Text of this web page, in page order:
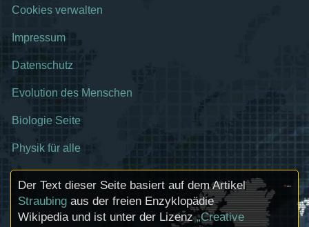
Cookies verwalten
Impressum
Datenschutz
Evolution des Menschen
Biologie Seite
Physik für alle
Der Text dieser Seite basiert auf dem Artikel
Straubing aus der freien Enzyklopädie
Wikipedia und ist unter der Lizenz„Creative